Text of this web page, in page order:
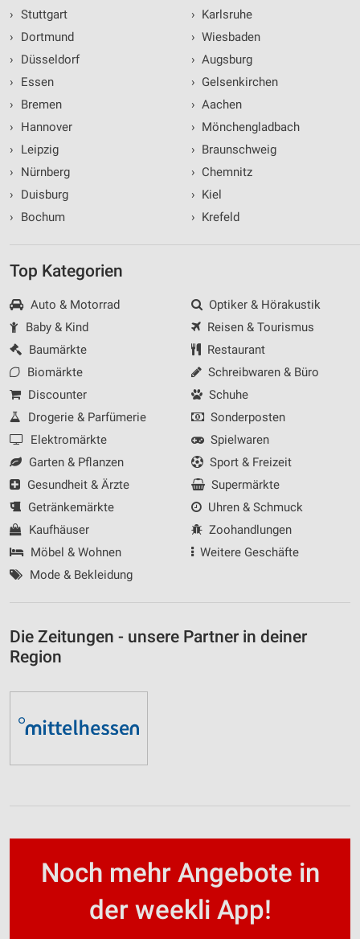
› Stuttgart
›
Dortmund
›
Düsseldorf
›
Essen
›
Bremen
›
Hannover
›
Leipzig
›
Nürnberg
›
Duisburg
›
Bochum
› Karlsruhe
› Wiesbaden
› Augsburg
› Gelsenkirchen
› Aachen
› Mönchengladbach
› Braunschweig
› Chemnitz
› Kiel
› Krefeld
Top Kategorien
Auto & Motorrad
Baby & Kind
Baumärkte
Biomärkte
Discounter
Drogerie & Parfümerie
Elektromärkte
Garten & Pflanzen
Gesundheit & Ärzte
Getränkemärkte
Kaufhäuser
Möbel & Wohnen
Mode & Bekleidung
Optiker & Hörakustik
Reisen & Tourismus
Restaurant
Schreibwaren & Büro
Schuhe
Sonderposten
Spielwaren
Sport & Freizeit
Supermärkte
Uhren & Schmuck
Zoohandlungen
Weitere Geschäfte
Die Zeitungen - unsere Partner in deiner
Region
Noch mehr Angebote in
der weekli App!